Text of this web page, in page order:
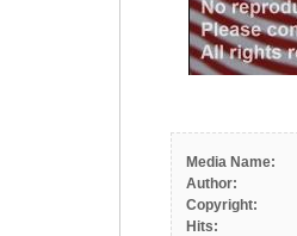
Media Name:
Author:
Copyright:
Hits: